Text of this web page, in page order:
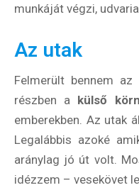
Email Cím
most ingyen megkapsz
munkáját végzi,
Az utak
Felmerült bennem
részben a külső
emberekben. Az utak
Legalábbis azoké
aránylag jó út volt.
idézzem – vesekövet